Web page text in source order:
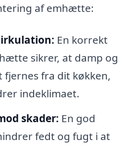
af emhætte:
En korrekt
sikrer, at damp og
fra dit køkken,
indeklimaet.
skader: En god
fedt og fugt i at